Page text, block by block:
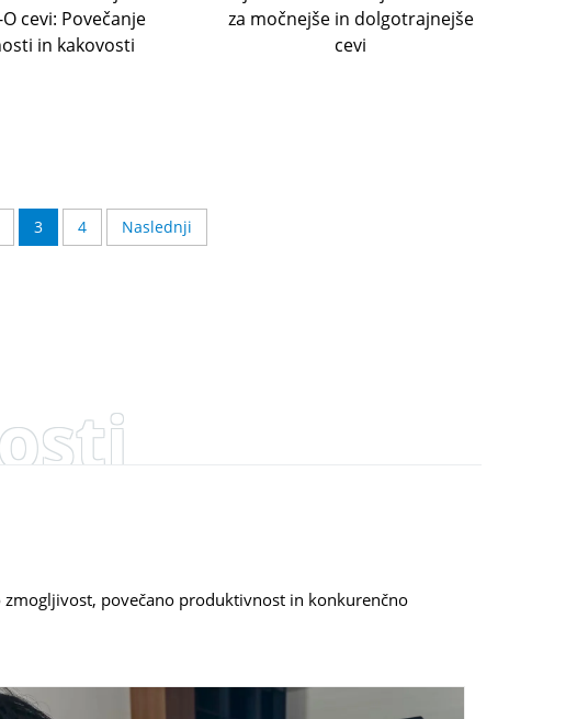
cevi: Povečanje
in kakovosti
za močnejše in dolgotrajnejše
cevi
3 4 Naslednji
zmogljivost, povečano produktivnost in konkurenčno